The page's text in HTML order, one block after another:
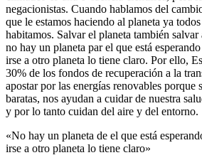
negacionistas. Cuando hablamos del
que le estamos haciendo al planeta ya
habitamos. Salvar el planeta también
no hay un planeta par el que está
irse a otro planeta lo tiene claro. Por ello,
30% de los fondos de recuperación a la
apostar por las energías renovables porque
baratas, nos ayudan a cuidar de nuestra
y por lo tanto cuidan del aire y del entorno.
«No hay un planeta de el que está
irse a otro planeta lo tiene claro»